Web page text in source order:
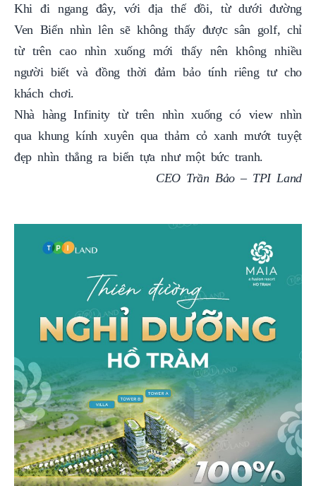
Khi đi ngang đây, với địa thế đồi, từ dưới đường
Ven Biển nhìn lên sẽ không thấy được sân golf, chỉ
từ trên cao nhìn xuống mới thấy nên không nhiều
người biết và đồng thời đảm bảo tính riêng tư cho
khách chơi.
Nhà hàng Infinity từ trên nhìn xuống có view nhìn
qua khung kính xuyên qua thảm cỏ xanh mướt tuyệt
đẹp nhìn thẳng ra biển tựa như một bức tranh.
CEO Trần Bảo – TPI Land